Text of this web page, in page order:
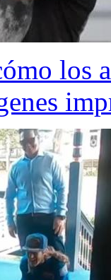
los